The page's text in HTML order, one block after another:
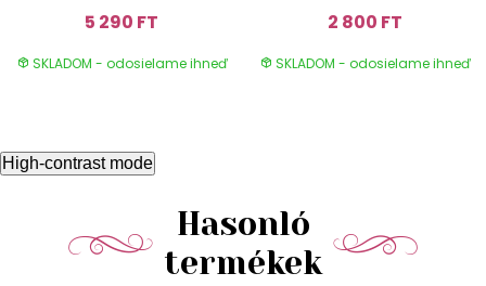
5 290 FT
SKLADOM - odosielame ihneď
2 800 FT
SKLADOM - odosielame ihneď
High-contrast mode
Hasonló
termékek